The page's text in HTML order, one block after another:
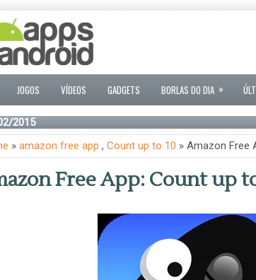
JOGOS VÍDEOS GADGETS BORLAS DO DIA »
2015
» amazon free app , Count up to 10 » Amazon Free
Free App: Count up